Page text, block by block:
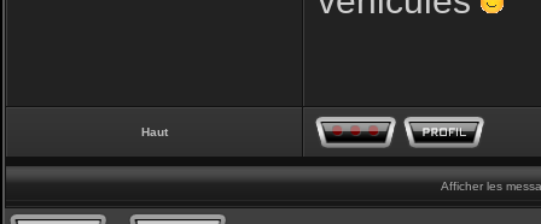
Haut
Afficher les